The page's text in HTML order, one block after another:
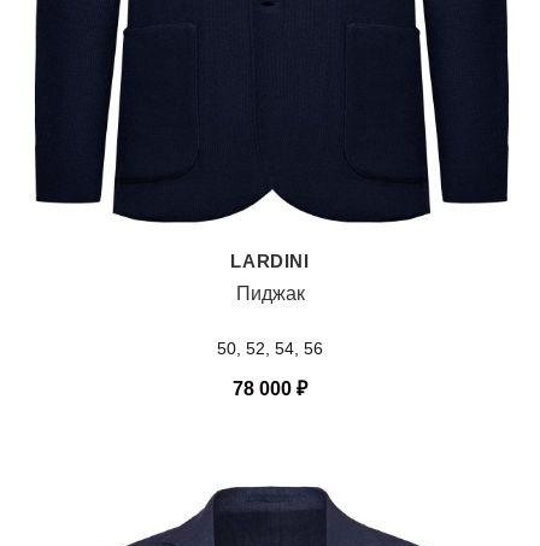
LARDINI
Пиджак
50, 52, 54, 56
78 000 ₽